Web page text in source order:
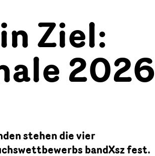
Ziel:
2026
stehen die vier
bandXsz fest.